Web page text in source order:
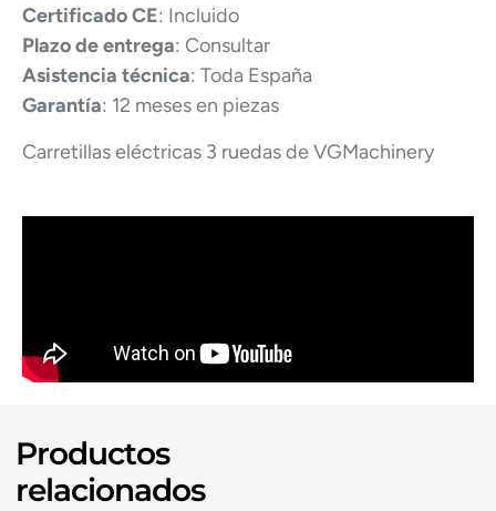
Certificado CE: Incluido
Plazo de entrega: Consultar
Asistencia técnica: Toda España
Garantía: 12 meses en piezas
Carretillas eléctricas 3 ruedas de VGMachinery
Productos
relacionados